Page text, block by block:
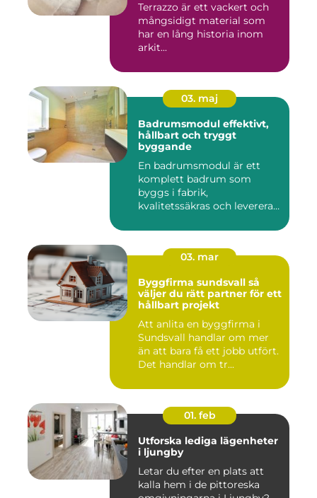
Terrazzo är ett vackert och
mångsidigt material som
har en lång historia inom
arkit...
03. maj
Badrumsmodul effektivt,
hållbart och tryggt
byggande
En badrumsmodul är ett
komplett badrum som
byggs i fabrik,
kvalitetssäkras och levereras
03. mar
Byggfirma sundsvall så
väljer du rätt partner för ett
hållbart projekt
Att anlita en byggfirma i
Sundsvall handlar om mer
än att bara få ett jobb utfört.
Det handlar om tr...
01. feb
Utforska lediga lägenheter
i ljungby
Letar du efter en plats att
kalla hem i de pittoreska